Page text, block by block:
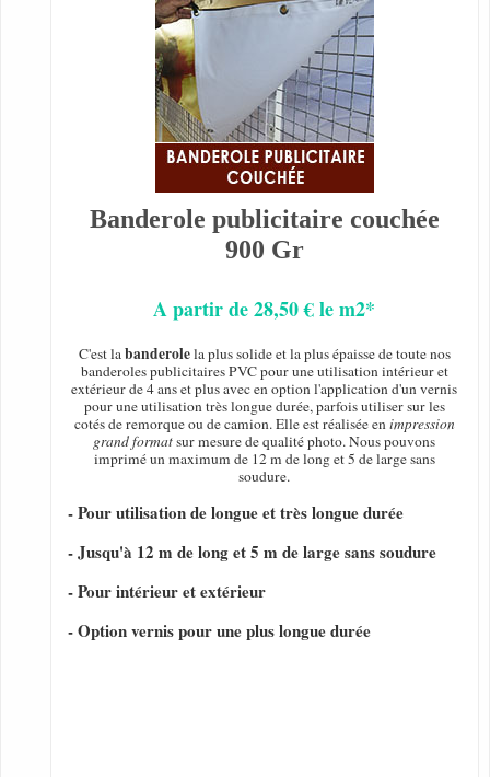
Banderole publicitaire couchée
900 Gr
A partir de 28,50 € le m2*
C'est labanderolela plus solide et la plus épaisse de toute nos
banderoles publicitaires PVC pour une utilisation intérieur et
extérieur de 4 ans et plus avec en option l'application d'un vernis
pour une utilisation très longue durée, parfois utiliser sur les
cotés de remorque ou de camion. Elle est réalisée enimpression
grand formatsur mesure de qualité photo. Nous pouvons
imprimé un maximum de 12 m de long et 5 de large sans
soudure.
- Pour utilisation de longue et très longue durée
- Jusqu'à 12 m de long et 5 m de large sans soudure
- Pour intérieur et extérieur
- Option vernis pour une plus longue durée